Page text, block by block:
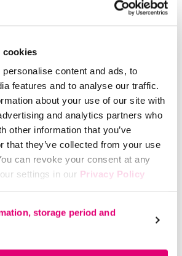
cookies
content and ads, to
features and to analyse our traffic.
about your use of our site with
and analytics partners who
other information that you’ve
that they’ve collected from your use
can revoke your consent at any
settings in our Privacy Policy
storage period and
疾患も、続発性リンパ浮腫を引き起
。これを静脈性リンパ浮腫といいま
した状態が続くと、血管から組織に
えてきます。初めは、漏れ出た水分
くれるので問題ありませんが、リン
しまうと、むくみが出ます。
防
合、生まれつきリンパ管の異常があ
んなどの治療を受けた後、リンパ浮
防するための予防法（お薬や食品な
確立していません。しかし、ひとつ
体重を適正にコントロールすること